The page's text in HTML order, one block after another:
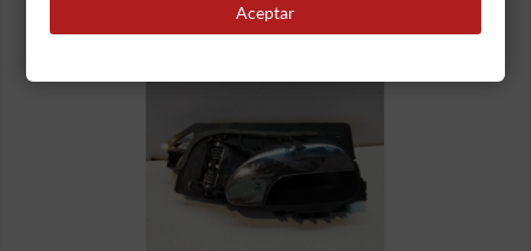
Aceptar